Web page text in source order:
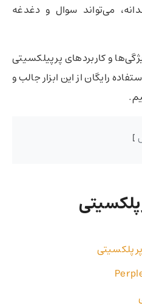
می‌تواند سوال و دغدغه
و کاربردهای پرپیلکسیتی
رایگان از این ابزار جالب و